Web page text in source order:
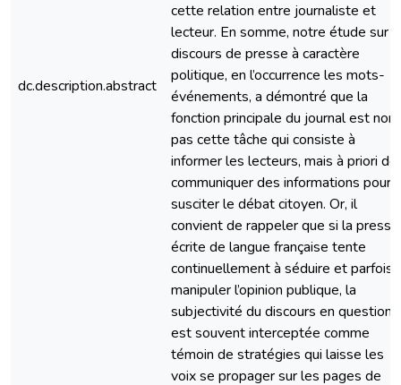
dc.description.abstract
cette relation entre journaliste et
lecteur. En somme, notre étude sur
discours de presse à caractère
politique, en l’occurrence les mots-
événements, a démontré que la
fonction principale du journal est non
pas cette tâche qui consiste à
informer les lecteurs, mais à priori de
communiquer des informations pour
susciter le débat citoyen. Or, il
convient de rappeler que si la presse
écrite de langue française tente
continuellement à séduire et parfois
manipuler l’opinion publique, la
subjectivité du discours en question
est souvent interceptée comme
témoin de stratégies qui laisse les
voix se propager sur les pages de